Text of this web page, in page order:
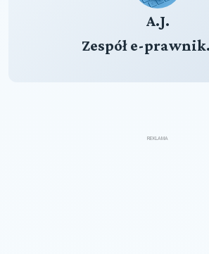
A.J.
Zespół e-
REKLAMA